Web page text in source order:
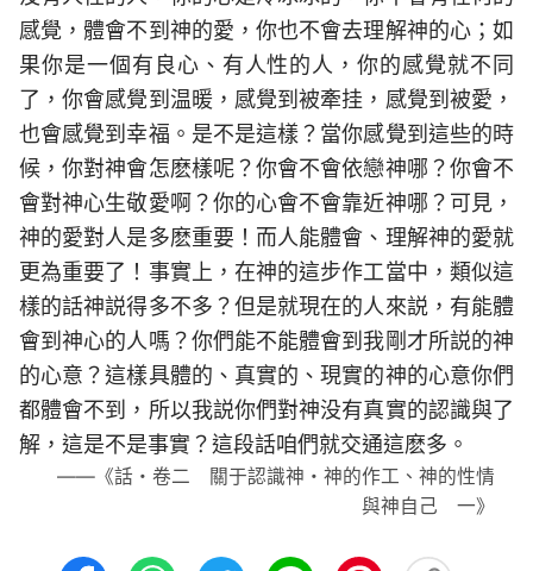
感覺，體會不到神的愛，你也不會去理解神的心；如
果你是一個有良心、有人性的人，你的感覺就不同
了，你會感覺到温暖，感覺到被牽挂，感覺到被愛，
也會感覺到幸福。是不是這樣？當你感覺到這些的時
候，你對神會怎麽樣呢？你會不會依戀神哪？你會不
會對神心生敬愛啊？你的心會不會靠近神哪？可見，
神的愛對人是多麽重要！而人能體會、理解神的愛就
更為重要了！事實上，在神的這步作工當中，類似這
樣的話神説得多不多？但是就現在的人來説，有能體
會到神心的人嗎？你們能不能體會到我剛才所説的神
的心意？這樣具體的、真實的、現實的神的心意你們
都體會不到，所以我説你們對神没有真實的認識與了
解，這是不是事實？這段話咱們就交通這麽多。
——《話・卷二 關于認識神・神的作工、神的性情
與神自己 一》